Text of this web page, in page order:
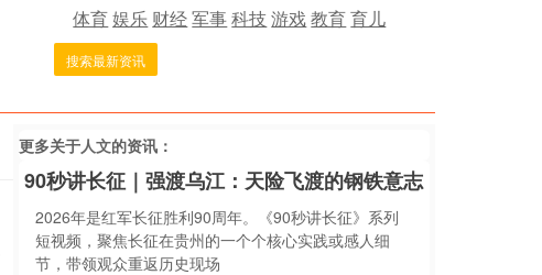
体育娱乐 财经军事科技游戏教育育儿
搜索最新资讯
更多关于人文的资讯：
90秒讲长征｜强渡乌江：天险飞渡的钢铁意志
2026年是红军长征胜利90周年。《90秒讲长征》系列
短视频，聚焦长征在贵州的一个个核心实践或感人细
节，带领观众重返历史现场